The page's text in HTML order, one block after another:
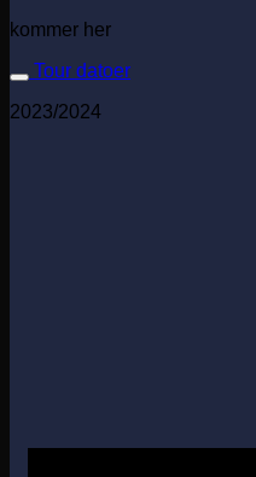
kommer her
Tour datoer
2023/2024